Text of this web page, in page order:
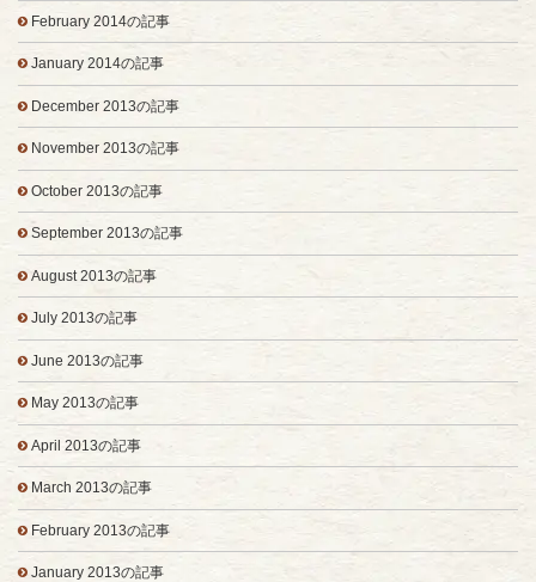
February 2014の記事
January 2014の記事
December 2013の記事
November 2013の記事
October 2013の記事
September 2013の記事
August 2013の記事
July 2013の記事
June 2013の記事
May 2013の記事
April 2013の記事
March 2013の記事
February 2013の記事
January 2013の記事